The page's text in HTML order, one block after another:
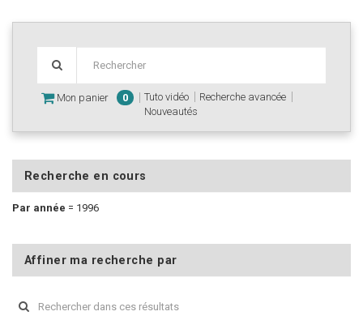
Mon panier 0 Tuto vidéo
Recherche avancée
Nouveautés
Recherche en cours
Par année = 1996
Affiner ma recherche par